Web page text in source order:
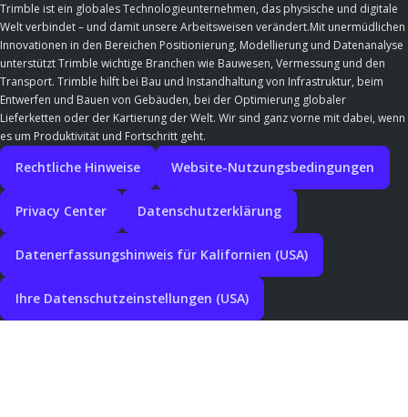
Trimble ist ein globales Technologieunternehmen, das physische und digitale
Welt verbindet – und damit unsere Arbeitsweisen verändert.Mit unermüdlichen
Innovationen in den Bereichen Positionierung, Modellierung und Datenanalyse
unterstützt Trimble wichtige Branchen wie Bauwesen, Vermessung und den
Transport. Trimble hilft bei Bau und Instandhaltung von Infrastruktur, beim
Entwerfen und Bauen von Gebäuden, bei der Optimierung globaler
Lieferketten oder der Kartierung der Welt. Wir sind ganz vorne mit dabei, wenn
es um Produktivität und Fortschritt geht.
Rechtliche Hinweise Website-Nutzungsbedingungen
Privacy Center Datenschutzerklärung
Datenerfassungshinweis für Kalifornien (USA)
Ihre Datenschutzeinstellungen (USA)